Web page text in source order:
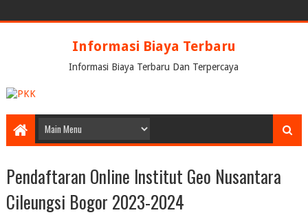
Informasi Biaya Terbaru
Informasi Biaya Terbaru Dan Terpercaya
Pendaftaran Online Institut Geo Nusantara
Cileungsi Bogor 2023-2024